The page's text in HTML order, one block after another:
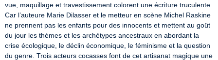
vue, maquillage et travestissement colorent une écriture truculente.
Car l’auteure Marie Dilasser et le metteur en scène Michel Raskine
ne prennent pas les enfants pour des innocents et mettent au goût
du jour les thèmes et les archétypes ancestraux en abordant la
crise écologique, le déclin économique, le féminisme et la question
du genre. Trois acteurs cocasses font de cet artisanat magique une